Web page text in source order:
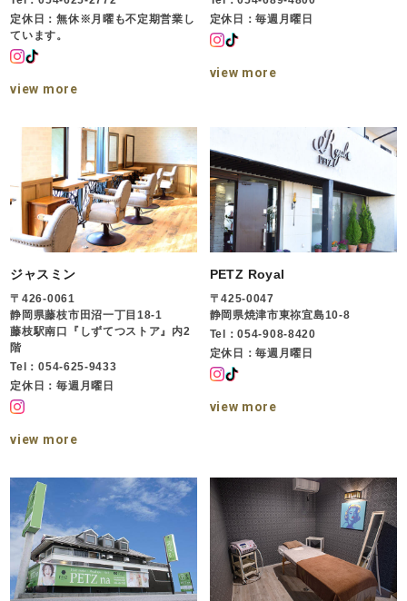
定休日：無休※月曜も不定期営業し
ています。
view more
定休日：毎週月曜日
view more
ジャスミン
〒426-0061
静岡県藤枝市田沼一丁目18-1
藤枝駅南口『しずてつストア』内2
階
Tel：054-625-9433
定休日：毎週月曜日
view more
PETZ Royal
〒425-0047
静岡県焼津市東祢宜島10-8
Tel：054-908-8420
定休日：毎週月曜日
view more